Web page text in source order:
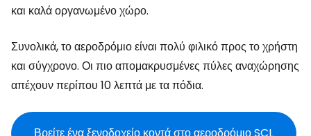
και καλά οργανωμένο χώρο.
Συνολικά, το αεροδρόμιο είναι πολύ φιλικό προς το χρήστη
και σύγχρονο. Οι πιο απομακρυσμένες πύλες αναχώρησης
απέχουν περίπου 10 λεπτά με τα πόδια.